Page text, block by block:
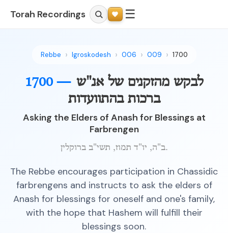
Torah Recordings ☰
Rebbe Igroskodesh 006 009 1700
1700 — לבקש מהזקנים של אנ"ש
ברכות בהתוועדות
Asking the Elders of Anash for Blessings at
Farbrengen
ב"ה, יו"ד תמוז, תשי"ב ברוקלין.
The Rebbe encourages participation in Chassidic
farbrengens and instructs to ask the elders of
Anash for blessings for oneself and one's family,
with the hope that Hashem will fulfill their
blessings soon.